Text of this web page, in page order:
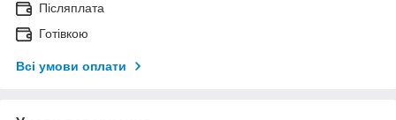
Післяплата
Готівкою
Всі умови оплати